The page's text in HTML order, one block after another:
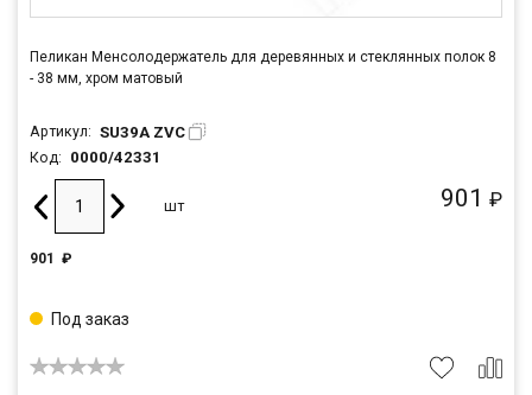
Пеликан Менсолодержатель для деревянных и стеклянных полок 8
- 38 мм, хром матовый
Артикул: SU39A ZVC
Код: 0000/42331
901 ₽
шт
901 ₽
Под заказ